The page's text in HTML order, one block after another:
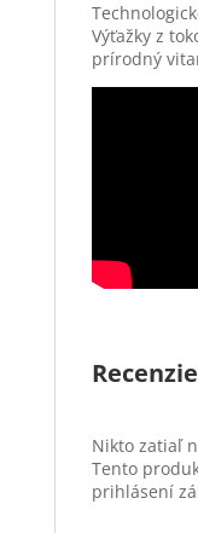
Výťažky z
prírodný
Recenzie
Nikto zatiaľ
Tento
prihlásení